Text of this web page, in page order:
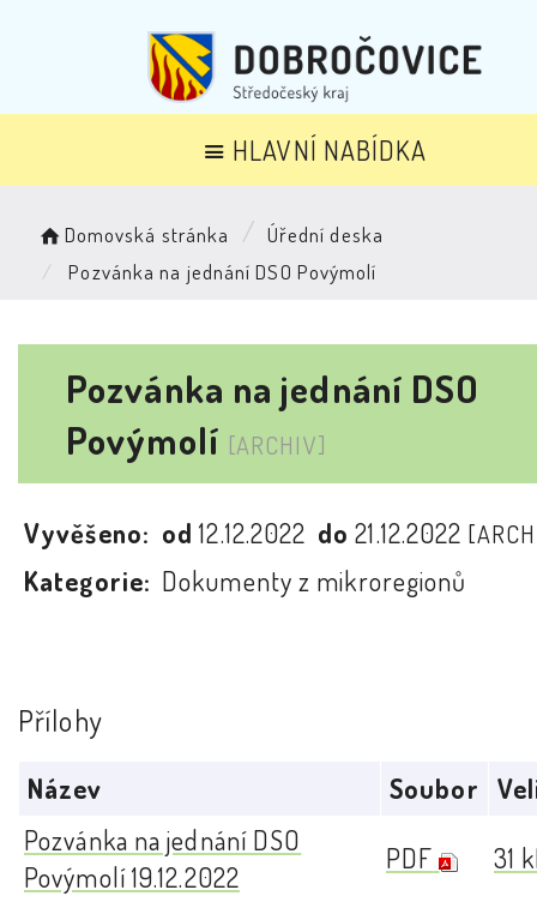
HLAVNÍ NABÍDKA
Domovská stránka
Úřední deska
Pozvánka na jednání DSO Povýmolí
Pozvánka na jednání DSO
Povýmolí [ARCHIV]
Vyvěšeno: od12.12.2022 do21.12.2022
Kategorie: Dokumenty z mikroregionů
Přílohy
Název Soubor
Pozvánka na jednání DSO
Povýmolí 19.12.2022
PDF 31